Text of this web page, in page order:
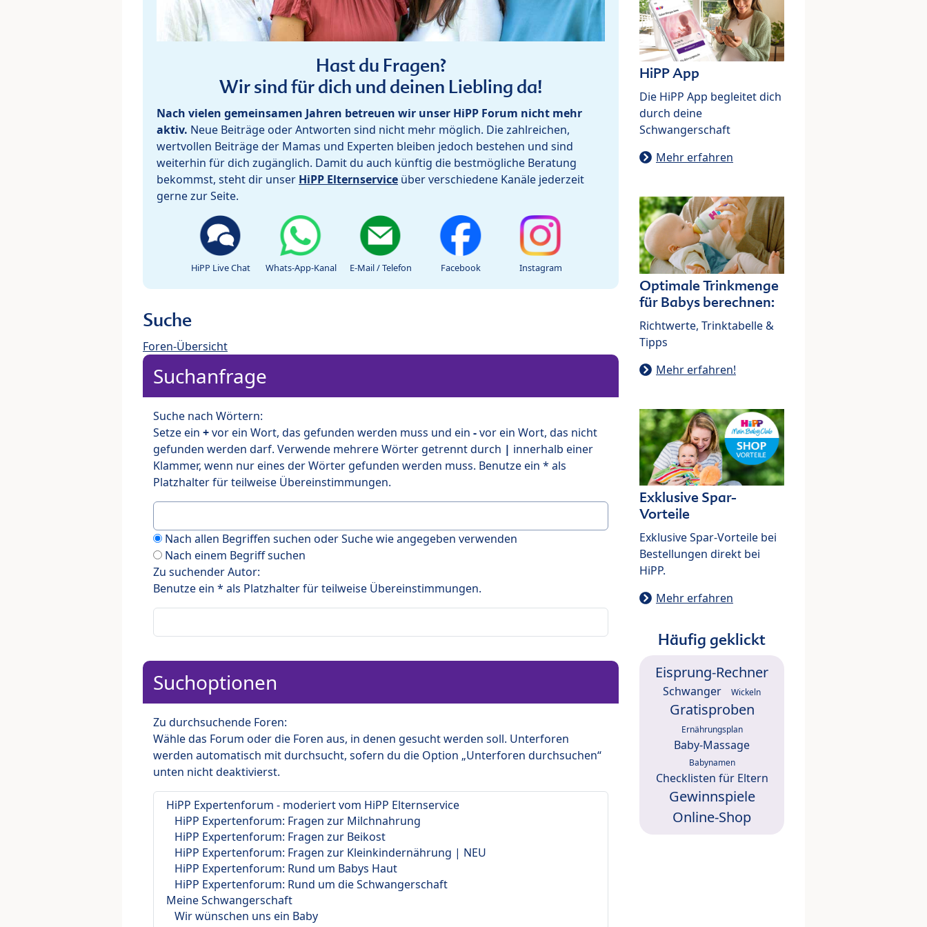
Hast du Fragen?
Wir sind für dich und deinen Liebling da!
Nach vielen gemeinsamen Jahren betreuen wir unser HiPP Forum nicht mehr
aktiv. Neue Beiträge oder Antworten sind nicht mehr möglich. Die zahlreichen,
wertvollen Beiträge der Mamas und Experten bleiben jedoch bestehen und sind
weiterhin für dich zugänglich. Damit du auch künftig die bestmögliche Beratung
bekommst, steht dir unser HiPP Elternservice über verschiedene Kanäle jederzeit
gerne zur Seite.
HiPP Live Chat Whats-App-Kanal E-Mail / Telefon Facebook Instagram
Suche
Foren-Übersicht
Suchanfrage
Suche nach Wörtern:
Setze ein +vor ein Wort, das gefunden werden muss und ein -vor ein Wort, das nicht
gefunden werden darf. Verwende mehrere Wörter getrennt durch | innerhalb einer
Klammer, wenn nur eines der Wörter gefunden werden muss. Benutze ein * als
Platzhalter für teilweise Übereinstimmungen.
Nach allen Begriffen suchen oder Suche wie angegeben verwenden
Nach einem Begriff suchen
Zu suchender Autor:
Benutze ein * als Platzhalter für teilweise Übereinstimmungen.
Suchoptionen
Zu durchsuchende Foren:
Wähle das Forum oder die Foren aus, in denen gesucht werden soll. Unterforen
werden automatisch mit durchsucht, sofern du die Option „Unterforen durchsuchen“
unten nicht deaktivierst.
HiPP App
Die HiPP App begleitet dich
durch deine
Schwangerschaft
Mehr erfahren
Optimale Trinkmenge
für Babys berechnen:
Richtwerte, Trinktabelle &
Tipps
Mehr erfahren!
Exklusive Spar-
Vorteile
Exklusive Spar-Vorteile bei
Bestellungen direkt bei
HiPP.
Mehr erfahren
Häufig geklickt
Eisprung-Rechner
Schwanger Wickeln
Gratisproben
Ernährungsplan
Baby-Massage
Babynamen
Checklisten für Eltern
Gewinnspiele
Online-Shop